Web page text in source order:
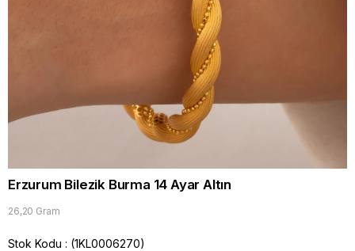
Erzurum Bilezik Burma 14 Ayar Altın
26,20 Gram
Stok Kodu (1KL0006270)